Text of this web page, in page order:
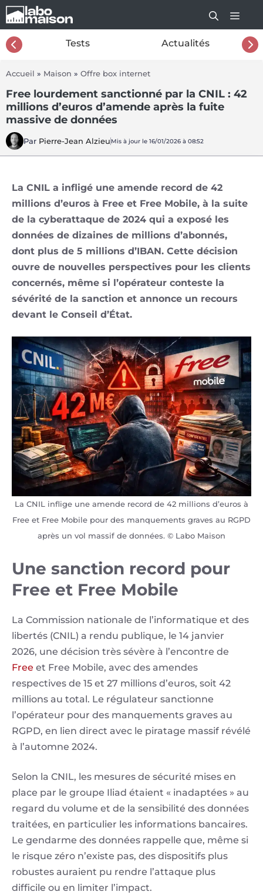
Aller
au
contenu
Tests Actualités
Accueil » Maison » Offre box internet
Free lourdement sanctionné par la CNIL : 42
millions d’euros d’amende après la fuite
massive de données
Par Pierre-Jean Alzieu Mis à jour le 16/01/2026 à 08:52
La CNIL a infligé une amende record de 42
millions d’euros à Free et Free Mobile, à la suite
de la cyberattaque de 2024 qui a exposé les
données de dizaines de millions d’abonnés,
dont plus de 5 millions d’IBAN. Cette décision
ouvre de nouvelles perspectives pour les clients
concernés, même si l’opérateur conteste la
sévérité de la sanction et annonce un recours
devant le Conseil d’État.
La CNIL inflige une amende record de 42 millions d’euros à
Free et Free Mobile pour des manquements graves au RGPD
après un vol massif de données. © Labo Maison
Une sanction record pour
Free et Free Mobile
La Commission nationale de l’informatique et des
libertés (CNIL) a rendu publique, le 14 janvier
2026, une décision très sévère à l’encontre de
Free et Free Mobile, avec des amendes
respectives de 15 et 27 millions d’euros, soit 42
millions au total. Le régulateur sanctionne
l’opérateur pour des manquements graves au
RGPD, en lien direct avec le piratage massif révélé
à l’automne 2024.
Selon la CNIL, les mesures de sécurité mises en
place par le groupe Iliad étaient « inadaptées » au
regard du volume et de la sensibilité des données
traitées, en particulier les informations bancaires.
Le gendarme des données rappelle que, même si
le risque zéro n’existe pas, des dispositifs plus
robustes auraient pu rendre l’attaque plus
difficile ou en limiter l’impact.